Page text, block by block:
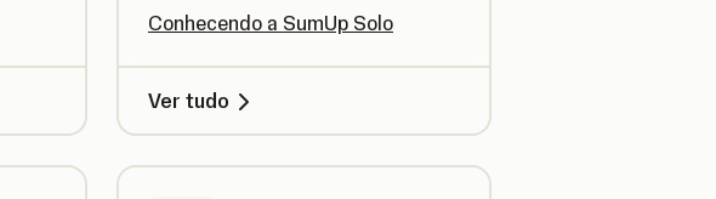
Conhecendo a SumUp Solo
Ver tudo